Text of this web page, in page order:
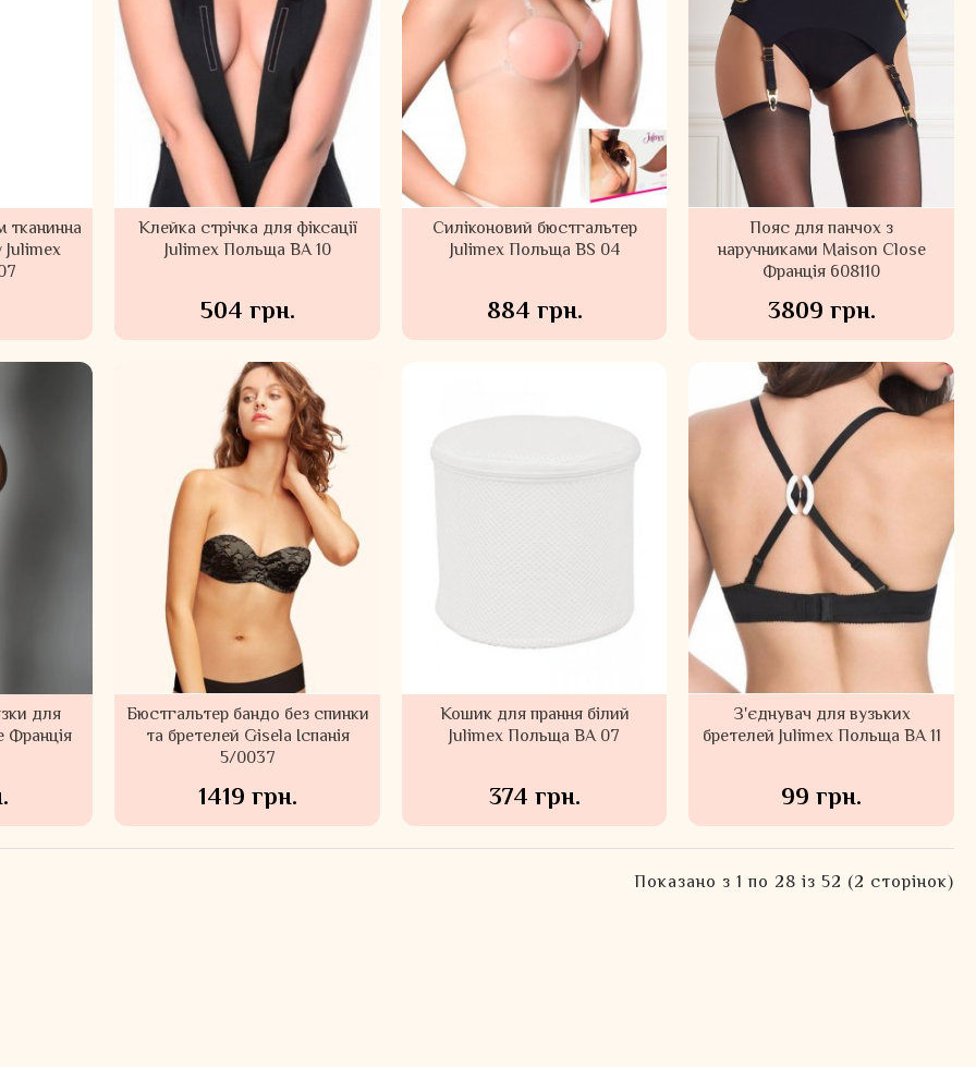
тканинна
Клейка стрічка для фіксації
Julimex Польща BA 10
504 грн.
Силіконовий бюстгальтер
Julimex Польща BS 04
884 грн.
Пояс для панчох з
наручниками Maison Close
Франція 608110
3809 грн.
для
Франція
Бюстгальтер бандо без спинки
та бретелей Gisela Іспанія
5/0037
1419 грн.
Кошик для прання білий
Julimex Польща BA 07
374 грн.
З'єднувач для вузьких
бретелей Julimex Польща BA 11
99 грн.
Показано з 1 по 28 із 52 (2 сторінок)